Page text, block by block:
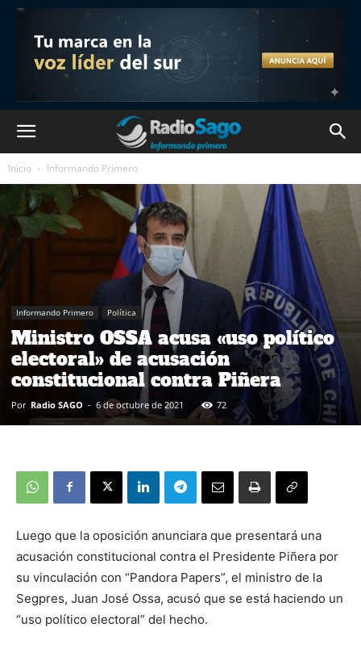
Inicio Informando Primero
Informando Primero Política
Ministro OSSA acusa «uso político
electoral» de acusación
constitucional contra Piñera
Por Radio SAGO - 6 de octubre de 2021 72
Luego que la oposición anunciara que presentará una
acusación constitucional contra el Presidente Piñera por
su vinculación con “Pandora Papers”, el ministro de la
Segpres, Juan José Ossa, acusó que se está haciendo un
“uso político electoral” del hecho.